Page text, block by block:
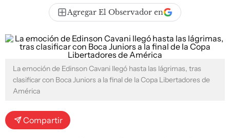
Agregar El Observador en
La emoción de Edinson Cavani llegó hasta las lágrimas, tras
clasificar con Boca Juniors a la final de la Copa Libertadores de
América
Compartir